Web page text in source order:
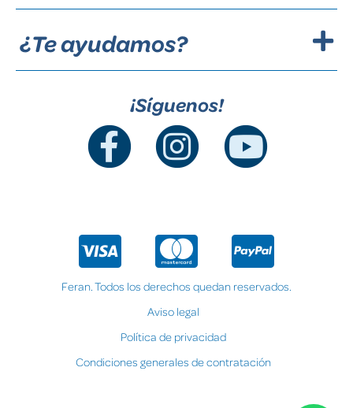
¿Te ayudamos?
¡Síguenos!
Feran. Todos los derechos quedan reservados.
Aviso legal
Política de privacidad
Condiciones generales de contratación